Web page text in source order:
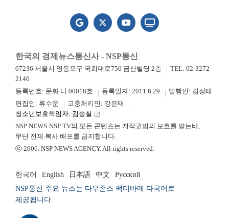
한국의 경제뉴스통신사 - NSP통신
07236 서울시 영등포구 국회대로750 금산빌딩 2층
TEL: 02-3272-
2140
등록번호: 문화 나 00018호
등록일자: 2011.6.29
발행인: 김정태
편집인: 류수운
고충처리인: 강은태
청소년보호책임자: 김승철 launch
NSP NEWS·NSP TV의 모든 콘텐츠는 저작권법의 보호를 받는바,
무단 전재.복사.배포를 금지합니다.
ⓒ 2006. NSP NEWS AGENCY. All rights reserved.
한국어 English 日本語 中文
Русский
NSP통신 주요 뉴스는 다우존스 팩티바에 다국어로
제공됩니다.